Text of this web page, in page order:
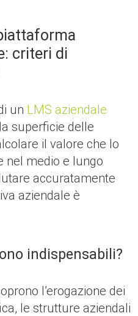
criteri di
un LMS aziendale
superficie delle
il valore che lo
nel medio e lungo
accuratamente
aziendale è
indispensabili?
l’erogazione dei
le strutture aziendali